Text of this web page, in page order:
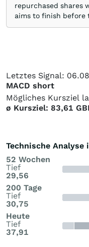
repurchased shares
aims to finish before
Letztes Signal:
MACD short
Mögliches Kursziel
ø Kursziel: 83,61
Technische Analyse
52 Wochen
Tief
29,56
200 Tage
Tief
30,75
Heute
Tief
37,91